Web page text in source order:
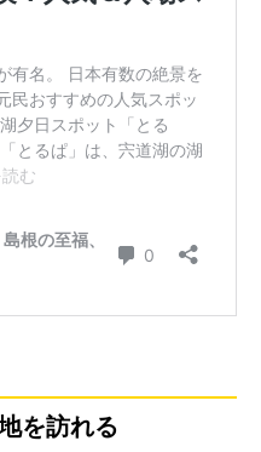
を訪れる